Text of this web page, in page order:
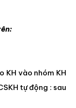
KH vào nhóm KH
tự động : sau